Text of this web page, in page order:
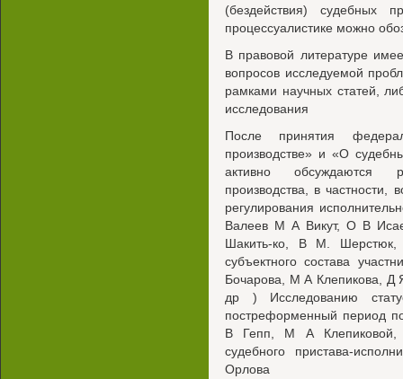
(бездействия) судебных
процессуалистике можно
В правовой литературе
вопросов исследуемой
рамками научных статей,
исследования
После принятия
производстве» и «О
активно обсуждаются
производства, в частности,
регулирования
Валеев М А Викут, О В
Шакить-ко, В М.
субъектного состава
Бочарова, М А Клепикова,
др ) Исследованию
постреформенный период
В Гепп, М А Клепиковой,
судебного пристава-
Орлова